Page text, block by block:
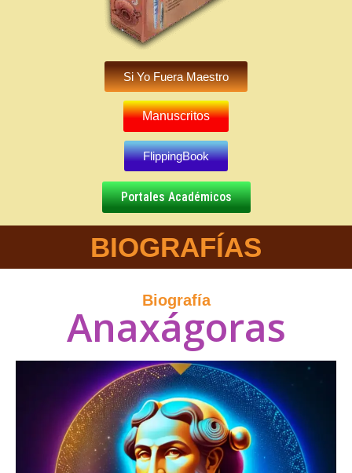
Si Yo Fuera Maestro
Manuscritos
FlippingBook
Portales Académicos
BIOGRAFÍAS
Biografía
Anaxágoras